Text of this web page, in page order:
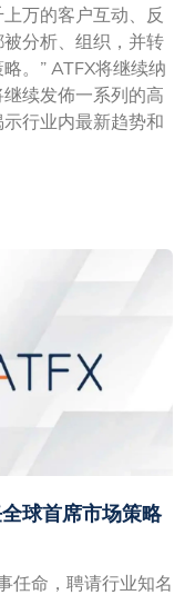
万的客户互动、反
分析、组织，并转
。” ATFX将继续纳
续发佈一系列的高
行业内最新趋势和
球首席市场策略
任命，聘请行业知名